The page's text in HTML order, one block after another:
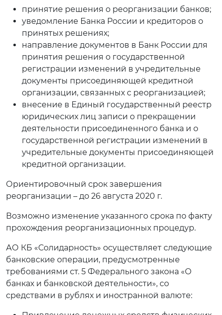
принятие решения о реорганизации банков;
уведомление Банка России и кредиторов о
принятых решениях;
направление документов в Банк России для
принятия решения о государственной
регистрации изменений в учредительные
документы присоединяющей кредитной
организации, связанных с реорганизацией;
внесение в Единый государственный реестр
юридических лиц записи о прекращении
деятельности присоединенного банка и о
государственной регистрации изменений в
учредительные документы присоединяющей
кредитной организации.
Ориентировочный срок завершения
реорганизации – до 26 августа 2020 г.
Возможно изменение указанного срока по факту
прохождения реорганизационных процедур.
АО КБ «Солидарность» осуществляет следующие
банковские операции, предусмотренные
требованиями ст. 5 Федерального закона «О
банках и банковской деятельности», со
средствами в рублях и иностранной валюте: